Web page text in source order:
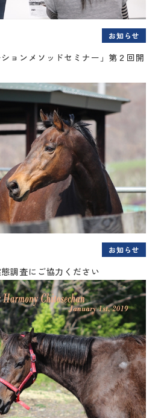
お知らせ
ションメソッドセミナー」第２回開
お知らせ
調査にご協力ください